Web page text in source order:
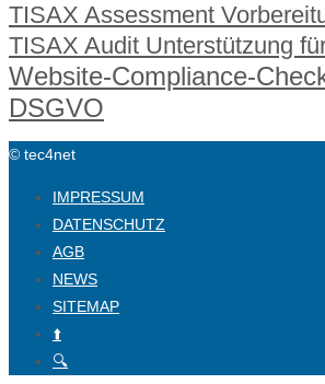
TISAX Assessment
TISAX Audit Unterstützung
Website-Compliance-
DSGVO
© tec4net
IMPRESSUM
DATENSCHUTZ
AGB
NEWS
SITEMAP
⬆️
🔍